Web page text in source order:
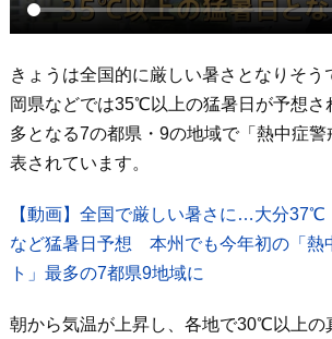
きょうは全国的に厳しい暑さとなりそう
岡県などでは35℃以上の猛暑日が予想さ
多となる7の都県・9の地域で「熱中症
表されています。
【動画】全国で厳しい暑さに…大分
など猛暑日予想 本州でも今年初の「熱
ト」最多の7都県9地域に
朝から気温が上昇し、各地で30℃以上の